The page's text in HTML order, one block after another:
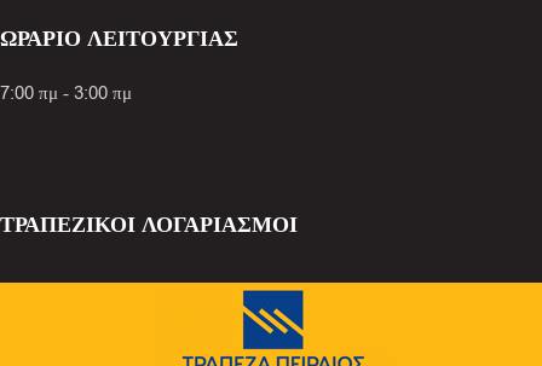
ΩΡΑΡΙΟ ΛΕΙΤΟΥΡΓΙΑΣ
7:00 πμ - 3:00 πμ
ΤΡΑΠΕΖΙΚΟΙ ΛΟΓΑΡΙΑΣΜΟΙ